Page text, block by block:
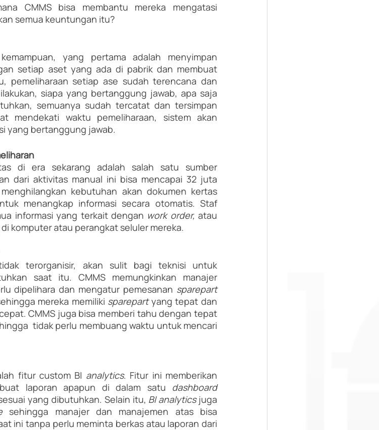
CMMS bisa membantu mereka mengatasi
semua keuntungan itu?
yang pertama adalah menyimpan
setiap aset yang ada di pabrik dan membuat
pemeliharaan setiap ase sudah terencana dan
siapa yang bertanggung jawab, apa saja
semuanya sudah tercatat dan tersimpan
mendekati waktu pemeliharaan, sistem akan
yang bertanggung jawab.
di era sekarang adalah salah satu sumber
dari aktivitas manual ini bisa mencapai 32 juta
menghilangkan kebutuhan akan dokumen kertas
karena platform ini dapat diatur untuk menangkap informasi secara otomatis. Staf
informasi yang terkait dengan work order, atau
komputer atau perangkat seluler mereka.
terorganisir, akan sulit bagi teknisi untuk
dipelihara dan mengatur pemesanan sparepart
mereka memiliki sparepart yang tepat dan
CMMS juga bisa memberi tahu dengan tepat
tidak perlu membuang waktu untuk mencari
fitur custom BI analytics. Fitur ini memberikan
laporan apapun di dalam satu
dashboard
yang dibutuhkan. Selain itu, BI analytics juga
sehingga manajer dan manajemen atas bisa
ini tanpa perlu meminta berkas atau laporan dari